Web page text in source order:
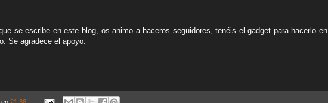
se escribe en este blog, os animo a haceros seguidores, tenéis el gadget para hacerlo en
Se agradece el apoyo.